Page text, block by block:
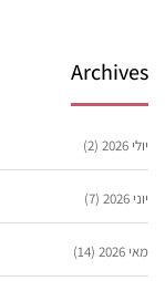
Archives
יולי 2026 (2)
יוני 2026 (7)
מאי 2026 (14)